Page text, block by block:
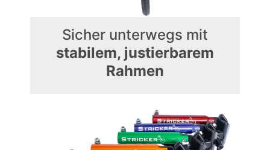
Sicher unterwegs mit
stabilem, justierbarem
Rahmen